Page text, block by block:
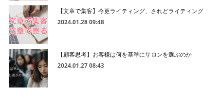
【文章で集客】今更ライティング、されどライティング
2024.01.28 09:48
【顧客思考】お客様は何を基準にサロンを選ぶのか
2024.01.27 08:43